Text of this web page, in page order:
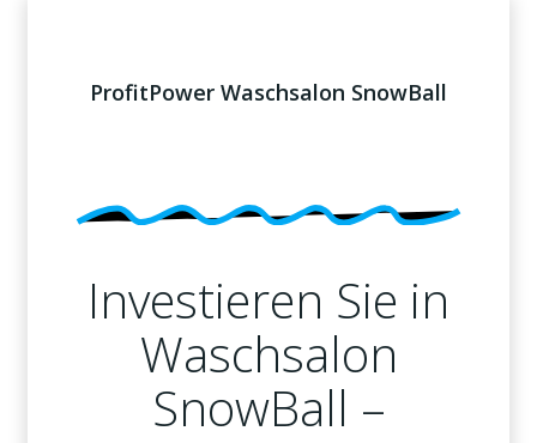
ProfitPower Waschsalon SnowBall
Investieren Sie in
Waschsalon
SnowBall –